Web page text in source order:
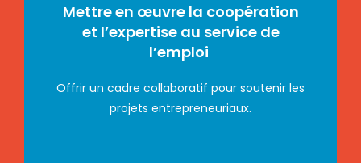
Mettre en œuvre la coopération
et l’expertise au service de
l’emploi
Offrir un cadre collaboratif pour soutenir les
projets entrepreneuriaux.